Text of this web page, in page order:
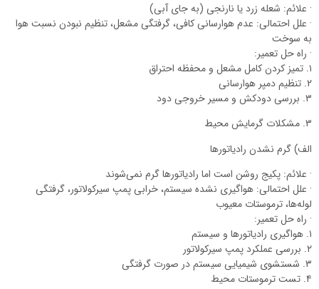
· علائم: شعله زرد یا نارنجی (به جای آبی)
· علل احتمالی: عدم هوارسانی کافی، گرفتگی مشعل، تنظیم نبودن نسبت هوا
به سوخت
· راه حل تعمیر:
۱. تمیز کردن کامل مشعل و محفظه احتراق
۲. تنظیم دمپر هوارسانی
۳. بررسی دودکش و مسیر خروجی دود
۳. مشکلات گرمایش محیط
الف) گرم نشدن رادیاتورها
· علائم: پکیج روشن است اما رادیاتورها گرم نمی‌شوند
· علل احتمالی: هواگیری نشده سیستم، خرابی پمپ سیرکولاتور، گرفتگی
لوله‌ها، ترموستات معیوب
· راه حل تعمیر:
۱. هواگیری رادیاتورها و سیستم
۲. بررسی عملکرد پمپ سیرکولاتور
۳. شستشوی شیمیایی سیستم در صورت گرفتگی
۴. تست ترموستات محیط